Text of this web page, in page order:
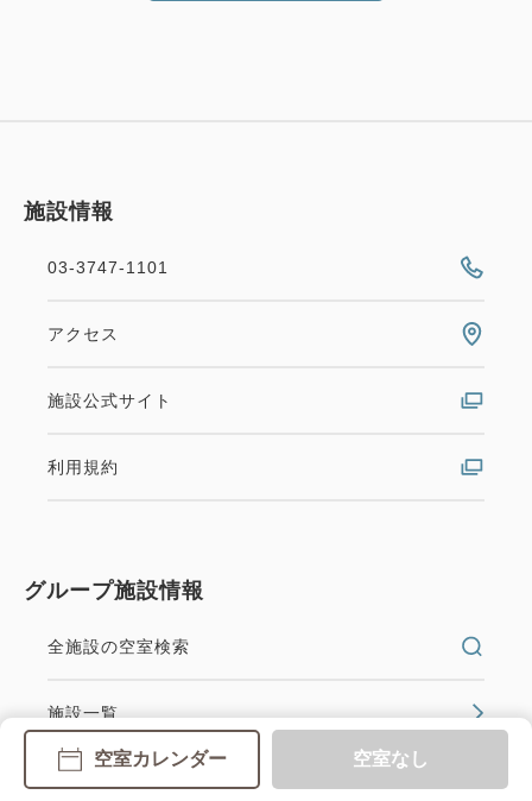
空室カレンダー 空室なし
施設情報
03-3747-1101
アクセス
施設公式サイト
利用規約
グループ施設情報
全施設の空室検索
施設一覧